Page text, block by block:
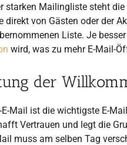
starken Mailingliste steht
direkt von Gästen oder der
Liste. Je
wird, was zu mehr E-Mail-
der
Mail ist die wichtigste E-
Vertrauen und legt die
muss am selben Tag